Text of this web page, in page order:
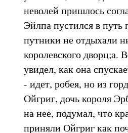
неволей пришлось
Эйлпа пустился в
путники не отдыхали
королевского дворц;а.
увидел, как она
- идет, робея, но из
Ойгриг, дочь короля
на нее, подумал, что
приняли Ойгриг как